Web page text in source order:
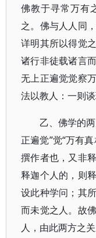
佛教于寻常万有
之。佛与人人同
详明其所以得觉
诸行非徒载诸言
无上正遍觉觉察
法以教人：一则谈
乙、佛学的
正遍觉”觉“万有
撰作者也，又非
释迦个人的，则
设此种学问；其
而未觉之人。故
人，由此两方之关